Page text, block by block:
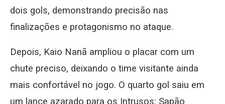
dois gols, demonstrando precisão nas
finalizações e protagonismo no ataque.
Depois, Kaio Nanã ampliou o placar com um
chute preciso, deixando o time visitante ainda
mais confortável no jogo. O quarto gol saiu em
um lance azarado para os Intrusos: Sapão